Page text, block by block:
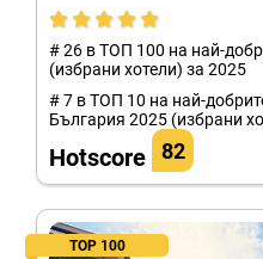
# 26 в ТОП 100 на най-
(избрани хотели) за 2025
# 7 в ТОП 10 на най-
България 2025 (избрани
Hotscore 82
TOP 100